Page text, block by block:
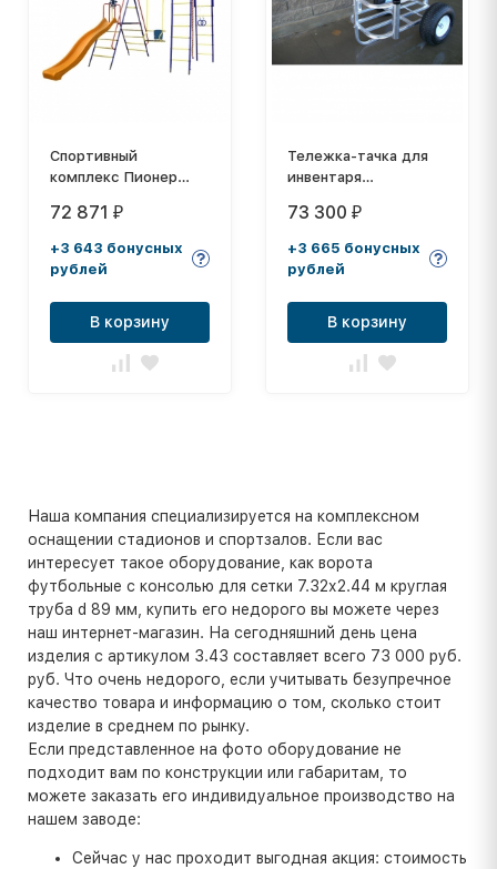
Спортивный
комплекс Пионер
горкой
72 871 ₽
+3 643 бонусных
рублей
В корзину
Тележка-тачка для
инвентаря
проходимости
73 300 ₽
+3 665 бонусных
рублей
В корзину
Наша компания специализируется на комплексном
оснащении стадионов и спортзалов. Если вас
интересует такое оборудование, как ворота
футбольные с консолью для сетки 7.32х2.44 м круглая
труба d 89 мм, купить его недорого вы можете через
наш интернет-магазин. На сегодняшний день цена
изделия с артикулом 3.43 составляет всего 73 000 руб.
руб. Что очень недорого, если учитывать безупречное
качество товара и информацию о том, сколько стоит
изделие в среднем по рынку.
Если представленное на фото оборудование не
подходит вам по конструкции или габаритам, то
можете заказать его индивидуальное производство на
нашем заводе:
Сейчас у нас проходит выгодная акция: стоимость